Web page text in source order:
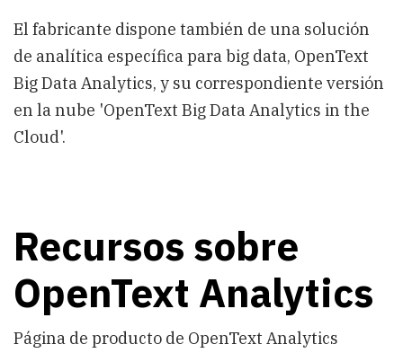
El fabricante dispone también de una solución
de analítica específica para big data, OpenText
Big Data Analytics, y su correspondiente versión
en la nube 'OpenText Big Data Analytics in the
Cloud'.
Recursos sobre
OpenText Analytics
Página de producto de OpenText Analytics